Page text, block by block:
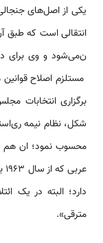
انتقالی ‌‌‌‌‌‌‌است که طبق
ن‌‌‌‌‌‌‌‌می‌شود و وی برای دو
مستلزم اصلاح
برگزاری انتخابات
شکل، نظام نیمه
محسوب نمود؛ ان
دارد؛ البته در یک
مترقی».